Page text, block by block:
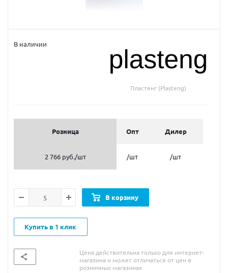
В наличии
Пластенг (Plasteng)
Розница Опт Дилер
2 766 руб./шт /шт /шт
В корзину
Купить в 1 клик
Цена действительна только для интернет-
магазина и может отличаться от цен в
розничных магазинах